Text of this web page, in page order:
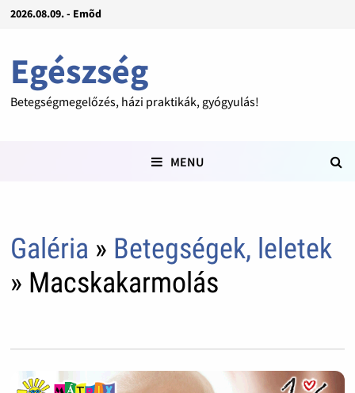
2026.08.09. - Emõd
Egészség
Betegségmegelőzés, házi praktikák, gyógyulás!
MENU
Galéria » Betegségek, leletek
» Macskakarmolás